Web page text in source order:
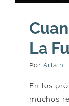
La
Por Arlain |
En los
muchos